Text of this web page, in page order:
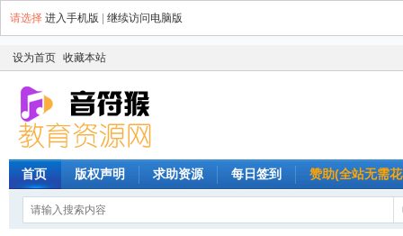
请选择 进入手机版 继续访问电脑版
设为首页 收藏本站
首页 版权声明 求助资源 每日签到 赞助(全站无需